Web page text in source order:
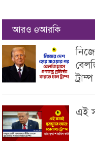
আরও eআরকি
ট্রাম্প
এই